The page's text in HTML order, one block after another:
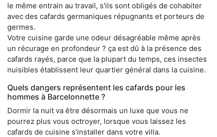
le même entrain au travail, s'ils sont obligés de cohabiter
avec des cafards germaniques répugnants et porteurs de
germes.
Votre cuisine garde une odeur désagréable même après
un récurage en profondeur ? ça est dû à la présence des
cafards rayés, parce que la plupart du temps, ces insectes
nuisibles établissent leur quartier général dans la cuisine.
Quels dangers représentent les cafards pour les
hommes à Barcelonnette ?
Dormir la nuit va être désormais un luxe que vous ne
pourrez plus vous octroyer, lorsque vous laissez les
cafards de cuisine s'installer dans votre villa.